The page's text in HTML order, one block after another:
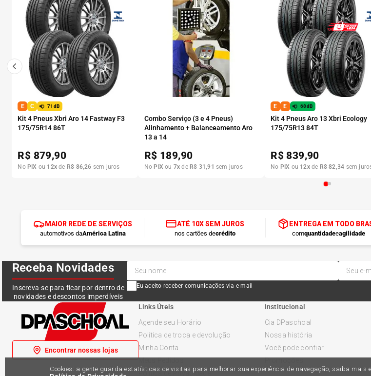
Cookies: a gente guarda estatísticas de visitas para melhorar sua experiência de navegação, saiba mais
E C 71dB
Kit 4 Pneus Xbri Aro 14 Fastway F3
175/75R14 86T
R$ 879,90
No PIX ou 12x de R$ 86,26 sem juros
Combo Serviço (3 e 4 Pneus)
Alinhamento + Balanceamento Aro
13 a 14
R$ 189,90
No PIX ou 7x de R$ 31 ,91 sem juros
E E 68dB
Kit 4 Pneus Aro 13 Xbri Ecology
175/75R13 84T
R$ 839,90
No PIX ou 12xde R$ 82,34 sem
MAIOR REDE DE SERVIÇOS
automotivos daAmérica Latina
ATÉ 10X SEM JUROS
nos cartões decrédito
ENTREGA EM TODO
comquantidadeeagilidade
Receba Novidades
Inscreva-se para ficar por dentro de
novidades e descontos imperdíveis
Eu aceito receber comunicações via e-mail
Encontrar nossas lojas
Links Úteis
Agende seu Horário
Política de troca e devolução
Minha Conta
Política de Privacidade
Institucional
Cia DPaschoal
Nossa história
Você pode confiar